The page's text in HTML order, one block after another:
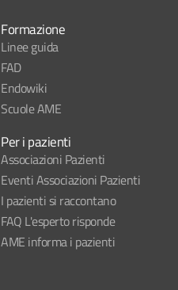
Formazione
Linee guida
FAD
Endowiki
Scuole AME
Per i pazienti
Associazioni Pazienti
Eventi Associazioni Pazienti
I pazienti si raccontano
FAQ L'esperto risponde
AME informa i pazienti